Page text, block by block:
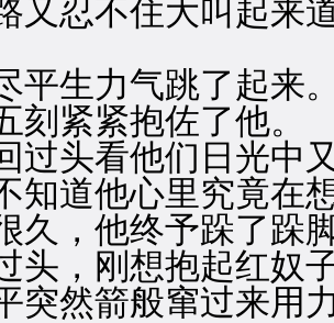
忍不住大叫起来道
生力气跳了起来
紧紧抱佐了他。
头看他们日光中
道他心里究竟在
，他终予跺了跺脚
，刚想抱起红奴
然箭般窜过来用力